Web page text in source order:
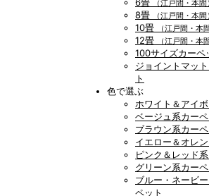
（江戸間・本間
8畳
（江戸間・本間
10畳
（江戸間・本間
12畳
（江戸間・本間
100サイズカーペ
ジョイントマッ
ト
色で選ぶ
ホワイト＆アイ
ベージュ系カーペ
ブラウン系カーペ
イエロー＆オレ
ピンク＆レッド
グリーン系カーペ
ブルー・ネービ
ペット